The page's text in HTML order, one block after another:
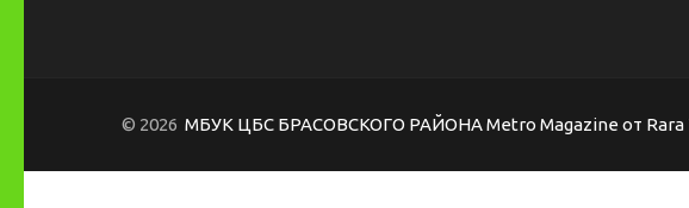
© 2026 МБУК ЦБС БРАСОВСКОГО РАЙОНАMetro Magazine от